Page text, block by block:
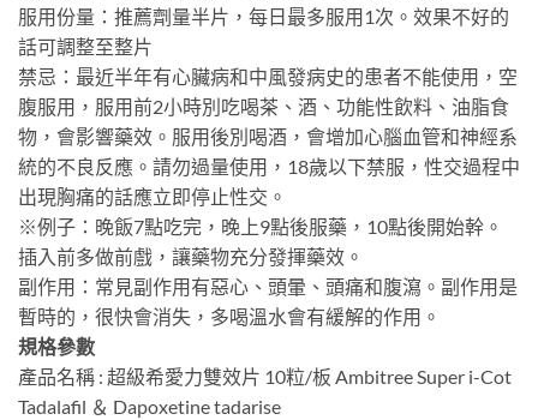
服用份量：推薦劑量半片，每日最多服用1次。效果不好的
話可調整至整片
禁忌：最近半年有心臟病和中風發病史的患者不能使用，空
腹服用，服用前2小時別吃喝茶、酒、功能性飲料、油脂食
物，會影響藥效。服用後別喝酒，會增加心腦血管和神經系
統的不良反應。請勿過量使用，18歲以下禁服，性交過程中
出現胸痛的話應立即停止性交。
※例子：晚飯7點吃完，晚上9點後服藥，10點後開始幹。
插入前多做前戲，讓藥物充分發揮藥效。
副作用：常見副作用有惡心、頭暈、頭痛和腹瀉。副作用是
暫時的，很快會消失，多喝溫水會有緩解的作用。
規格參數
產品名稱 : 超級希愛力雙效片 10粒/板 Ambitree Super i-Cot
Tadalafil ＆ Dapoxetine tadarise